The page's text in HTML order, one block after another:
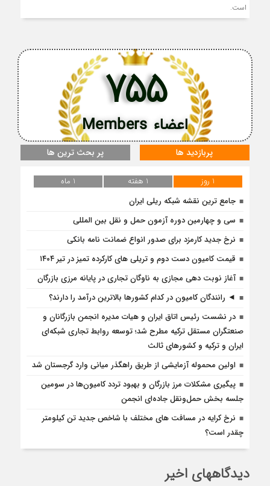
است.
اعضاء Members
755
پربازدید ها پر بحث ترین ها
1 روز 1 هفته
1 ماه
جامع ترین نقشه شبکه ریلی ایران
سی و چهارمین دوره آزمون حمل و نقل بین المللی
نرخ جدید کارمزد برای صدور انواع ضمانت نامه بانکی
قیمت کامیون دست دوم و تریلی‌ های کارکرده تمیز در تیر ۱۴۰۴
آغاز نوبت دهی مجازی به ناوگان تجاری در پایانه مرزی بازرگان
◄ رانندگان کامیون در کدام کشورها بالاترین درآمد را دارند؟
در نشست رئیس اتاق ایران و هیات مدیره انجمن بازرگانان و
صنعتگران مستقل ترکیه مطرح شد؛ توسعه روابط تجاری شبکه‌ای
ایران و ترکیه و کشورهای ثالث
اولین محموله آزمایشی از طریق راهگذر میانی وارد گرجستان شد
پیگیری مشکلات مرز بازرگان و بهبود تردد کامیون‌ها در سومین
جلسه بخش حمل‌ونقل جاده‌ای انجمن
نرخ کرایه در مسافت‌ های مختلف با شاخص جدید تن کیلومتر
چقدر است؟
دیدگاههای اخیر